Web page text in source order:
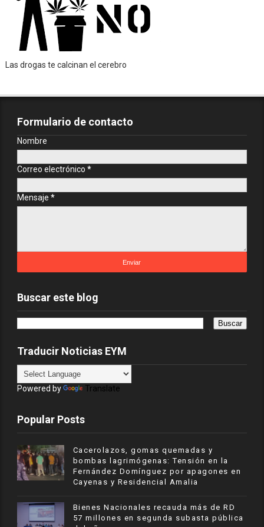
Las drogas te calcinan el cerebro
Formulario de contacto
Nombre
Correo electrónico *
Mensaje *
Buscar este blog
Traducir Noticias EYM
Powered by Translate
Popular Posts
Cacerolazos, gomas quemadas y
bombas lagrimógenas: Tensión en la
Fernández Domínguez por apagones en
Cayenas y Residencial Amalia
Bienes Nacionales recauda más de RD
57 millones en segunda subasta pública